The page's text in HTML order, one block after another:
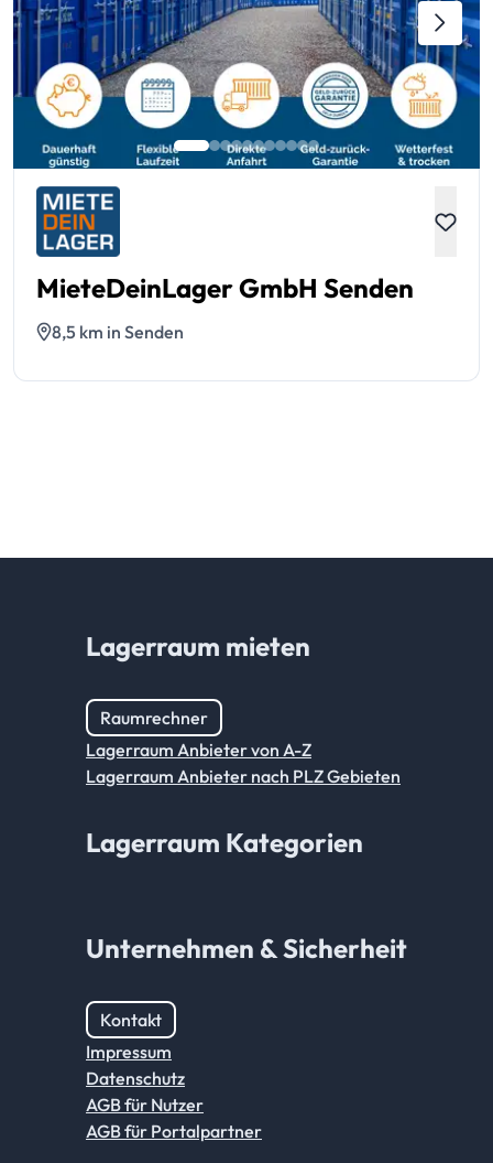
MieteDeinLager GmbH Senden
8,5 km in Senden
Lagerraum mieten
Raumrechner
Lagerraum Anbieter von A-Z
Lagerraum Anbieter nach PLZ Gebieten
Lagerraum Kategorien
Unternehmen & Sicherheit
Kontakt
Impressum
Datenschutz
AGB für Nutzer
AGB für Portalpartner